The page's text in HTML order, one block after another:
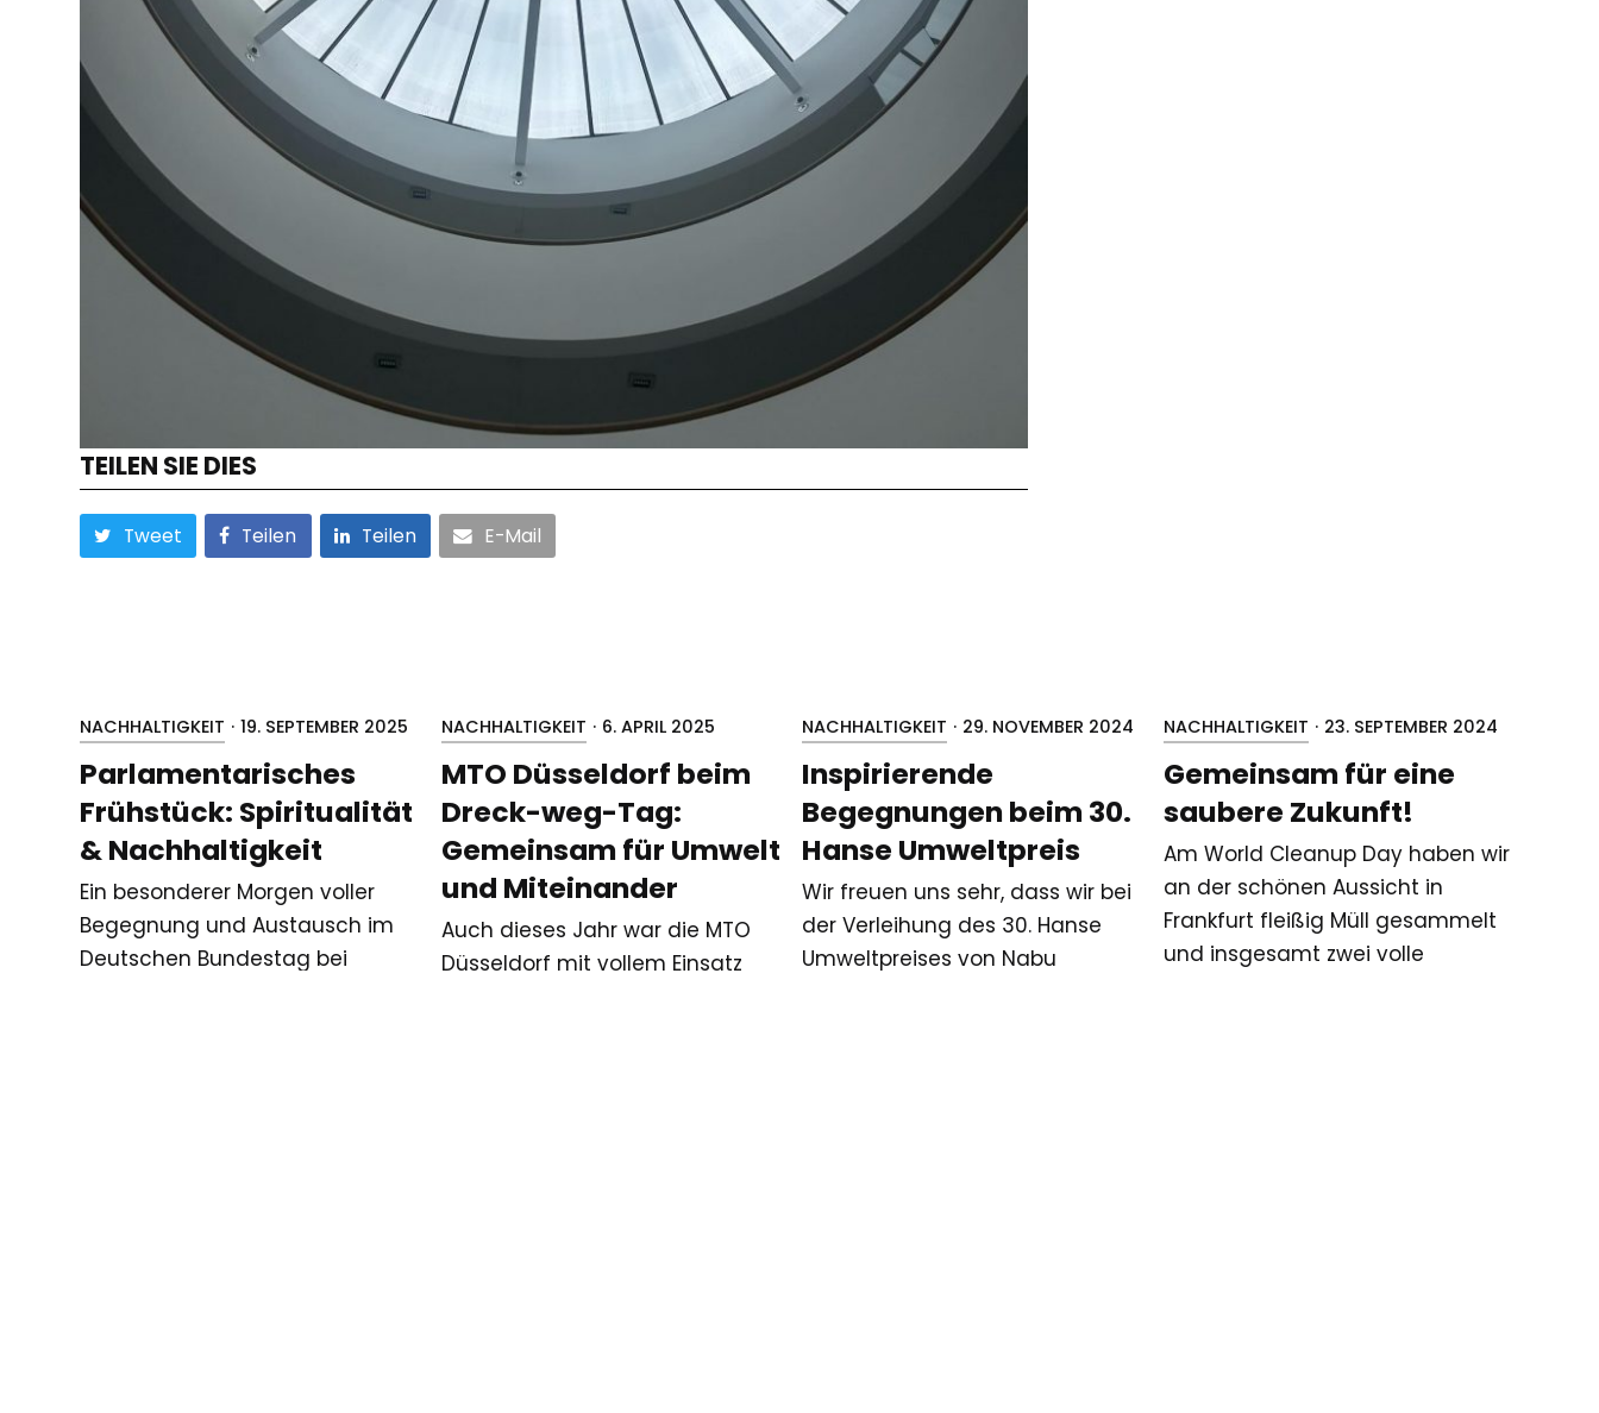
TEILEN SIE DIES
Tweet Teilen Teilen E-Mail
NACHHALTIGKEIT · 19. SEPTEMBER 2025
Parlamentarisches
Frühstück: Spiritualität
& Nachhaltigkeit
Ein besonderer Morgen voller
Begegnung und Austausch im
Deutschen Bundestag bei
NACHHALTIGKEIT · 6. APRIL 2025
MTO Düsseldorf beim
Dreck-weg-Tag:
Gemeinsam für Umwelt
und Miteinander
Auch dieses Jahr war die MTO
Düsseldorf mit vollem Einsatz
NACHHALTIGKEIT · 29. NOVEMBER 2024
Inspirierende
Begegnungen beim 30.
Hanse Umweltpreis
Wir freuen uns sehr, dass wir bei
der Verleihung des 30. Hanse
Umweltpreises von Nabu
NACHHALTIGKEIT · 23. SEPTEMBER 2024
Gemeinsam für eine
saubere Zukunft!
Am World Cleanup Day haben wir
an der schönen Aussicht in
Frankfurt fleißig Müll gesammelt
und insgesamt zwei volle